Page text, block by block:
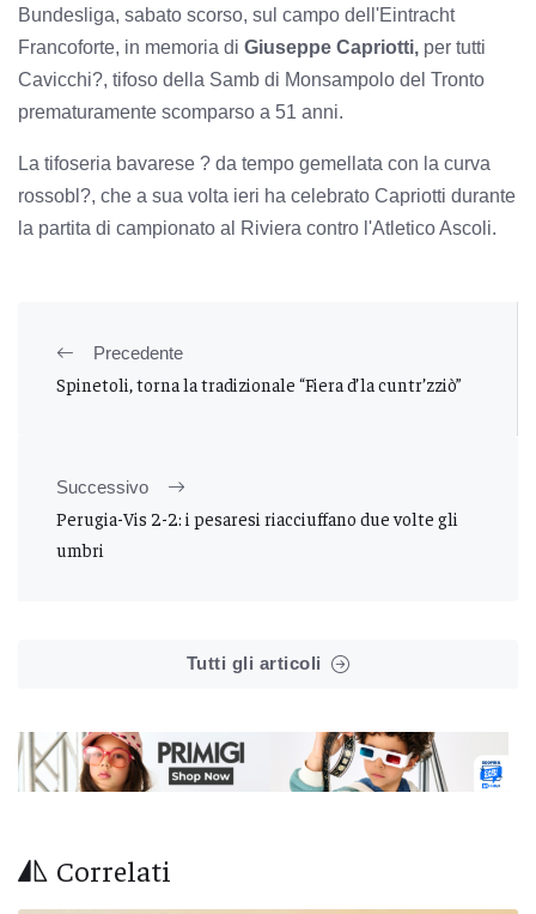
Bundesliga, sabato scorso, sul campo dell'Eintracht
Francoforte, in memoria di Giuseppe Capriotti, per tutti
Cavicchi?, tifoso della Samb di Monsampolo del Tronto
prematuramente scomparso a 51 anni.
La tifoseria bavarese ? da tempo gemellata con la curva
rossobl?, che a sua volta ieri ha celebrato Capriotti durante
la partita di campionato al Riviera contro l'Atletico Ascoli.
Precedente
Spinetoli, torna la tradizionale “Fiera d’la cuntr’zziò”
Successivo
Perugia-Vis 2-2: i pesaresi riacciuffano due volte gli
umbri
Tutti gli articoli
Correlati